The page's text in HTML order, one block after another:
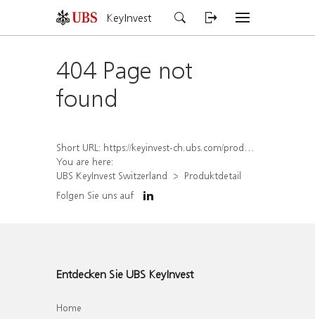
KeyInvest
404 Page not
found
Short URL: https://keyinvest-ch.ubs.com/produkt/detail/index/isin/CH1578826716
You are here:
UBS KeyInvest Switzerland
Produktdetail
Folgen Sie uns auf
Entdecken Sie UBS KeyInvest
Home